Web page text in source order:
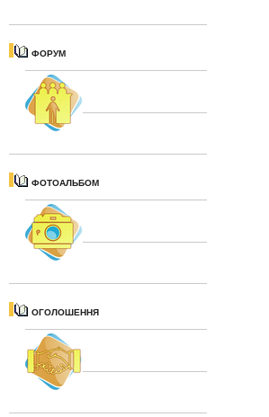
ФОРУМ
ФОТОАЛЬБОМ
ОГОЛОШЕННЯ